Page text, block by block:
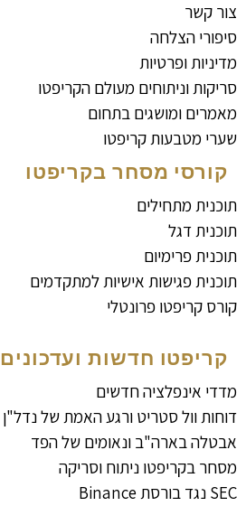
צור קשר
סיפורי הצלחה
מדיניות ופרטיות
סריקות וניתוחים מעולם הקריפטו
מאמרים ומושגים בתחום
שערי מטבעות קריפטו
קורסי מסחר בקריפטו
תוכנית מתחילים
תוכנית דגל
תוכנית פרימיום
תוכנית פגישות אישיות למתקדמים
קורס קריפטו פרונטלי
קריפטו חדשות ועדכונים
מדדי אינפלציה חדשים
דוחות וול סטריט ורגע האמת של נדל"ן
אבטלה בארה"ב ונאומים של הפד
מסחר בקריפטו ניתוח וסריקה
SEC נגד בורסת Binance